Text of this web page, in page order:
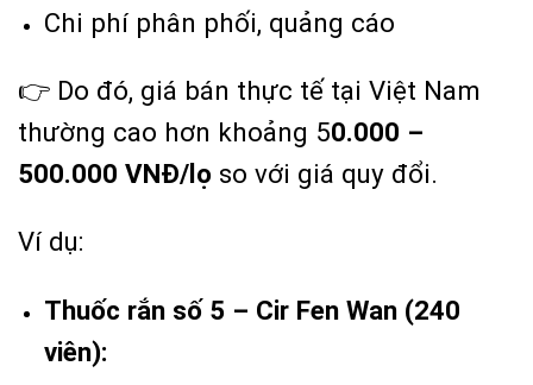
Chi phí phân phối, quảng cáo
👉 Do đó, giá bán thực tế tại Việt Nam
thường cao hơn khoảng 50.000 –
500.000 VNĐ/lọ so với giá quy đổi.
Ví dụ:
Thuốc rắn số 5 – Cir Fen Wan (240
viên):